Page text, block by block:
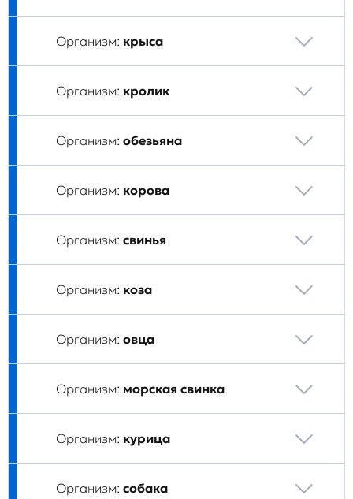
Организм: крыса
Организм: кролик
Организм: обезьяна
Организм: корова
Организм: свинья
Организм: коза
Организм: овца
Организм: морская свинка
Организм: курица
Организм: собака